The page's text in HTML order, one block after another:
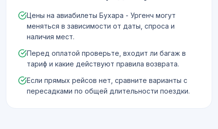
Цены на авиабилеты Бухара - Ургенч могут
меняться в зависимости от даты, спроса и
наличия мест.
Перед оплатой проверьте, входит ли багаж в
тариф и какие действуют правила возврата.
Если прямых рейсов нет, сравните варианты с
пересадками по общей длительности поездки.